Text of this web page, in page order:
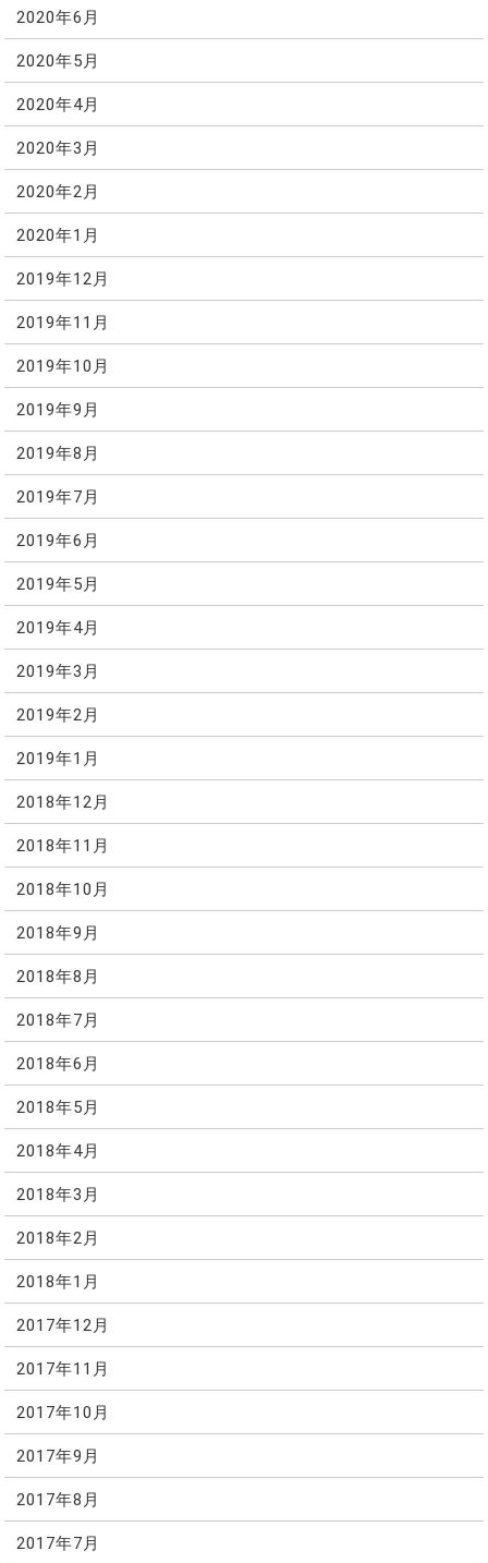
2020年6月
2020年5月
2020年4月
2020年3月
2020年2月
2020年1月
2019年12月
2019年11月
2019年10月
2019年9月
2019年8月
2019年7月
2019年6月
2019年5月
2019年4月
2019年3月
2019年2月
2019年1月
2018年12月
2018年11月
2018年10月
2018年9月
2018年8月
2018年7月
2018年6月
2018年5月
2018年4月
2018年3月
2018年2月
2018年1月
2017年12月
2017年11月
2017年10月
2017年9月
2017年8月
2017年7月